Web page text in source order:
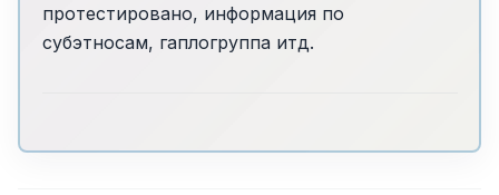
протестировано, информация по
субэтносам, гаплогруппа итд.